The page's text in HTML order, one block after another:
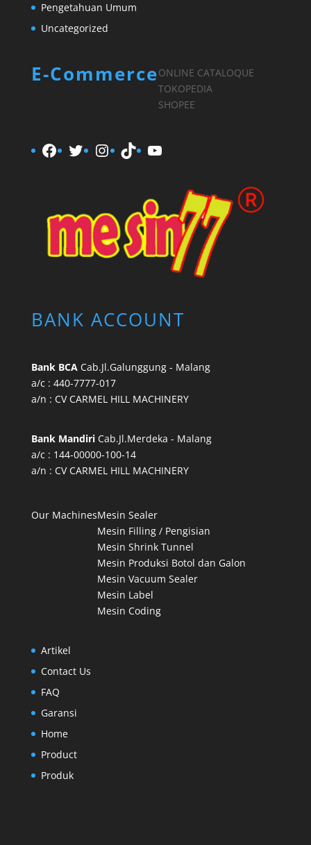
Pengetahuan Umum
Uncategorized
E-CommerceONLINE CATALOQUE
TOKOPEDIA
SHOPEE
Facebook
TwitterInstagram
TikTokYouTube
BANK ACCOUNT
Bank BCA Cab.Jl.Galunggung - Malang
a/c : 440-7777-017
a/n : CV CARMEL HILL MACHINERY
Bank MandiriCab.Jl.Merdeka - Malang
a/c : 144-00000-100-14
a/n : CV CARMEL HILL MACHINERY
Our MachinesMesin Sealer
Mesin Filling / Pengisian
Mesin Shrink Tunnel
Mesin Produksi Botol dan Galon
Mesin Vacuum Sealer
Mesin Label
Mesin Coding
Artikel
Contact Us
FAQ
Garansi
Home
Product
Produk